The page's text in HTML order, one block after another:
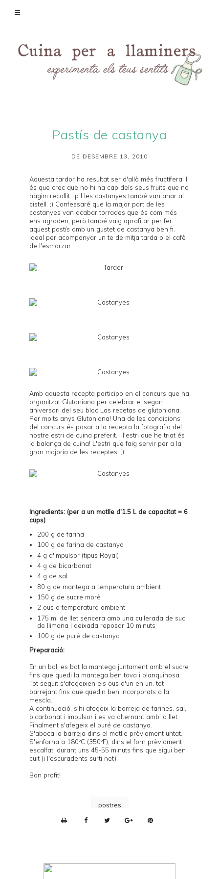
Pastís de castanya
DE DESEMBRE 13, 2010
Aquesta tardor ha resultat ser d'allò més fructífera. I
és que crec que no hi ha cap dels seus fruits que no
hàgim recollit. :p I les castanyes també van anar al
cistell. ;) Confessaré que la major part de les
castanyes van acabar torrades que és com més
ens agraden, però també vaig aprofitar per fer
aquest pastís amb un gustet de castanya ben fi.
Ideal per acompanyar un te de mitja tarda o el cafè
de l'esmorzar.
Amb aquesta recepta participo en el concurs que ha
organitzat Glutoniana per celebrar el segon
aniversari del seu bloc Las recetas de glutoniana
Per molts anys Glutoniana! Una de les condicions
del concurs és posar a la recepta la fotografia del
nostre estri de cuina preferit. I l'estri que he triat és
la balança de cuina! L'estri que faig servir per a la
gran majoria de les receptes. ;)
Ingredients: (per a un motlle d'1.5 L de capacitat = 6
cups)
200 g de farina
100 g de farina de castanya
4 g d'impulsor (tipus Royal)
4 g de bicarbonat
4 g de sal
80 g de mantega a temperatura ambient
150 g de sucre morè
2 ous a temperatura ambient
175 ml de llet sencera amb una cullerada de suc
de llimona i deixada reposar 10 minuts
100 g de puré de castanya
Preparació:
En un bol, es bat la mantega juntament amb el sucre
fins que quedi la mantega ben tova i blanquinosa.
Tot seguit s'afegeixen els ous d'un en un, tot
barrejant fins que quedin ben incorporats a la
mescla.
A continuació, s'hi afegeix la barreja de farines, sal,
bicarbonat i impulsor i es va alternant amb la llet.
Finalment s'afegeix el puré de castanya.
S'aboca la barreja dins el motlle prèviament untat.
S'enforna a 180ºC (350ºF), dins el forn prèviament
escalfat, durant uns 45-55 minuts fins que sigui ben
cuit (i l'escuradents surti net).
Bon profit!
postres
n